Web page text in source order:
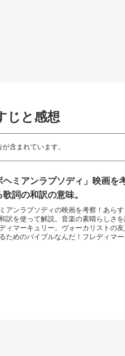
じと感想
含まれています。
ヘミアンラプソディ」映画を
歌詞の和訳の意味。
アンラプソディの映画を考察！あら
訳を使って解説。音楽の素晴らしさ
ィマーキュリー。ヴォーカリストの
ためのバイブルなんだ！フレディマー